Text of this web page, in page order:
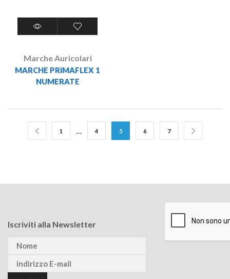
Marche Auricolari
MARCHE PRIMAFLEX 1
NUMERATE
1 … 4 5 6 7
Iscriviti alla Newsletter